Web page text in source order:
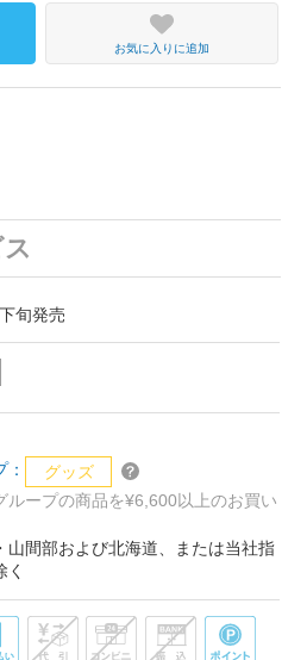
お気に入りに追加
旬発売
グッズ
ループの商品を¥6,600以上のお買い
間部および北海道、または当社指
く